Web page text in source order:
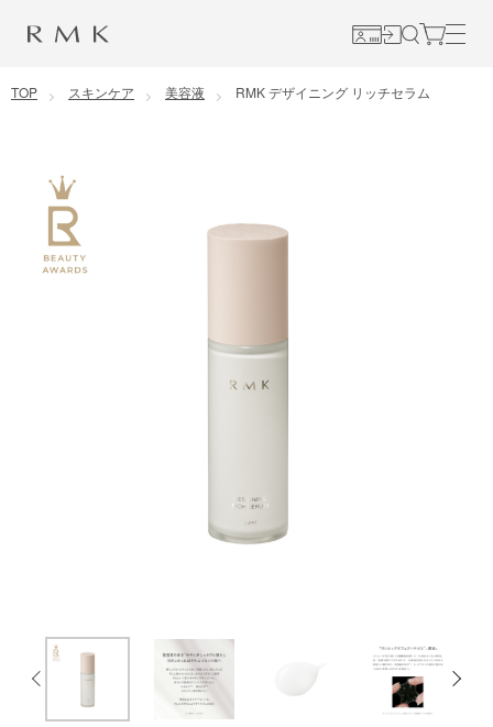
コンテンツに移動
TOP スキンケア 美容液 RMK デザイニング リッチセラム